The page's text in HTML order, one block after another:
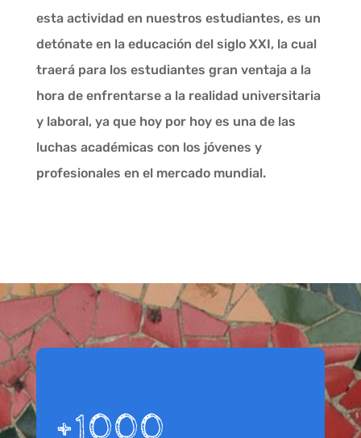
esta actividad en nuestros estudiantes, es un
detónate en la educación del siglo XXI, la cual
traerá para los estudiantes gran ventaja a la
hora de enfrentarse a la realidad universitaria
y laboral, ya que hoy por hoy es una de las
luchas académicas con los jóvenes y
profesionales en el mercado mundial.
+1000